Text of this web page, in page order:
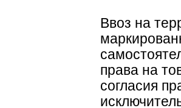
Ввоз на
права на
согласия